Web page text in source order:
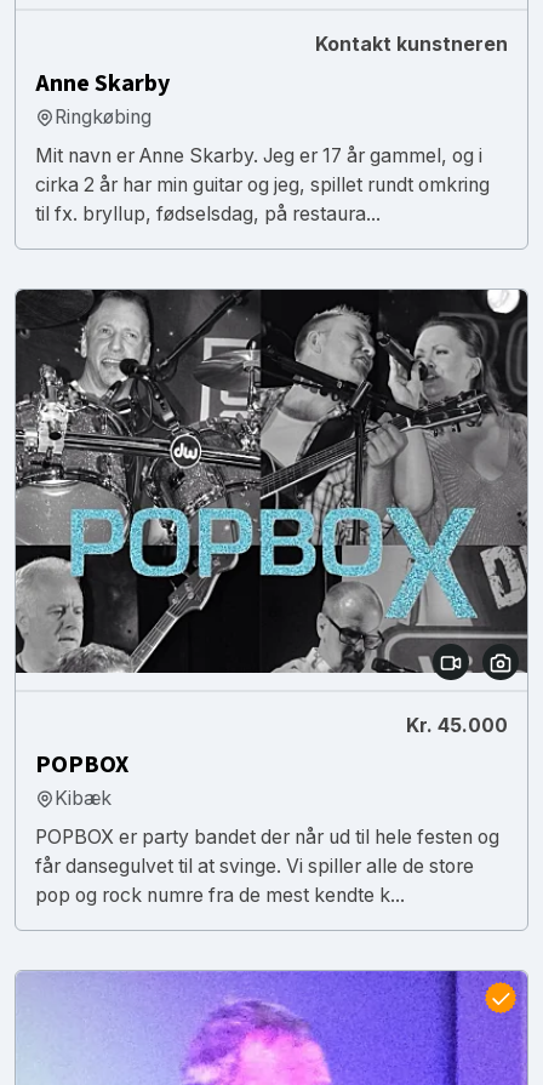
Kontakt kunstneren
Anne Skarby
Ringkøbing
Mit navn er Anne Skarby. Jeg er 17 år gammel, og i
cirka 2 år har min guitar og jeg, spillet rundt omkring
til fx. bryllup, fødselsdag, på restaura...
Kr. 45.000
POPBOX
Kibæk
POPBOX er party bandet der når ud til hele festen og
får dansegulvet til at svinge. Vi spiller alle de store
pop og rock numre fra de mest kendte k...